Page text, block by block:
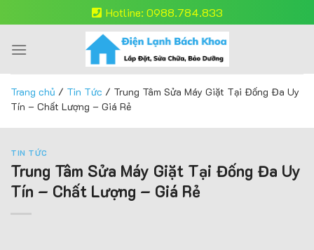
to
content
Hotline: 0988.784.833
Trang chủ / Tin Tức / Trung Tâm Sửa Máy Giặt Tại Đống Đa Uy
Tín – Chất Lượng – Giá Rẻ
TIN TỨC
Trung Tâm Sửa Máy Giặt Tại Đống Đa Uy
Tín – Chất Lượng – Giá Rẻ